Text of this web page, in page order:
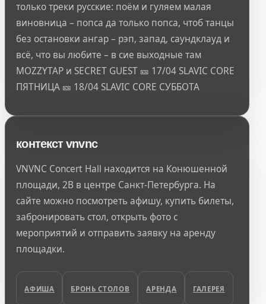
только треки русские: поём и гуляем малая
виновница – попса да только попса, чтоб танцы
без остановки ангар – рэп, запад, саундклауд и
всё, что вы любите – в сие выходные там
MOZZYTAP и SECRET GUEST 🎫 17/04 SLAVIC CORE
ПЯТНИЦА 🎫 18/04 SLAVIC CORE СУББОТА
контекст vnvnc
VNVNC Concert Hall находится на Конюшенной
площади, 2В в центре Санкт-Петербурга. На
сайте можно посмотреть афишу, купить билеты,
забронировать стол, открыть фото с
мероприятий и отправить заявку на аренду
площадки.
АФИША БРОНЬ СТОЛОВ АРЕНДА ГАЛЕРЕЯ